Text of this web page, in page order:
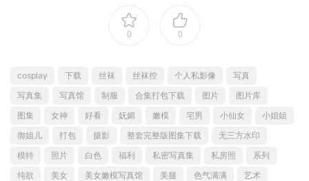
0 0
cosplay 下载 丝袜 丝袜控 个人私影像
写真
写真集
写真馆 制服 合集打包下载 图片
图片库
图集
女神 好看 妩媚 嫩模 宅男 小仙女
小姐姐
御姐儿
打包 摄影 整套完整版图集下载
无三方水印
模特
照片 白色 福利 私密写真集 私房照
系列
纯欲
美女 美女嫩模写真馆 美腿 色气满满
艺术